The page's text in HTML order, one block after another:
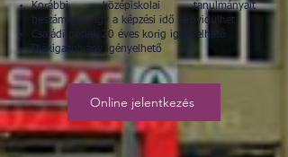
Korábbi középiskolai tanulmányait
beszámítjuk, így a képzési idő lerövidülhet
Családi pótlék 20 éves korig igényelhető
Diákigazolvány igényelhető
Online jelentkezés